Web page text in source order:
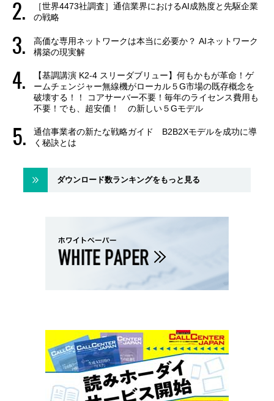
［世界4473社調査］通信業界におけるAI成熟度と先駆企業
の戦略
高価な専用ネットワークは本当に必要か？ AIネットワーク
構築の現実解
【基調講演 K2-4 スリーダブリュー】何もかもが革命！ゲ
ームチェンジャー無線機がローカル５G市場の既存概念を
破壊する！！ コアサーバー不要！毎年のライセンス費用も
不要！でも、超安価！ の新しい５Gモデル
通信事業者の新たな戦略ガイド B2B2Xモデルを成功に導
く秘訣とは
ダウンロード数ランキングをもっと見る